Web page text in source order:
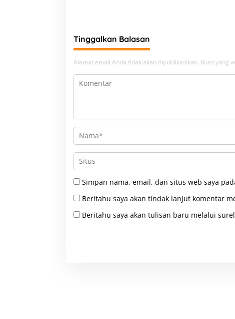
Tinggalkan Balasan
Alamat email Anda tidak akan dipublikasikan. Ruas yang
Simpan nama, email, dan situs web saya
Beritahu saya akan tindak lanjut komentar
Beritahu saya akan tulisan baru melalui